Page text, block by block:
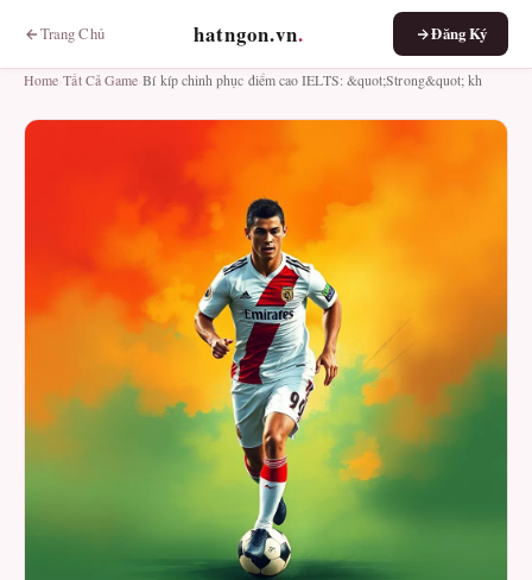
Trang Chủ hatngon.vn. Đăng Ký
Home ›Tất Cả Game ›Bí kíp chinh phục điểm cao IELTS: &quot;Strong&quot; kh